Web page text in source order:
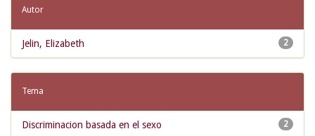
Autor
2
Jelin, Elizabeth
Tema
2
Discriminacion basada en el sexo